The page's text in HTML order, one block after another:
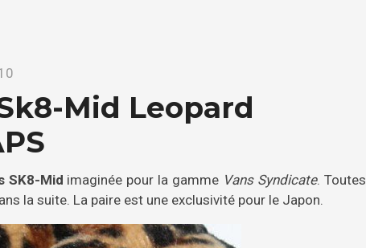
Mid Leopard
SK8-Mid imaginée pour la gamme Vans Syndicate. Toutes
la suite. La paire est une exclusivité pour le Japon.